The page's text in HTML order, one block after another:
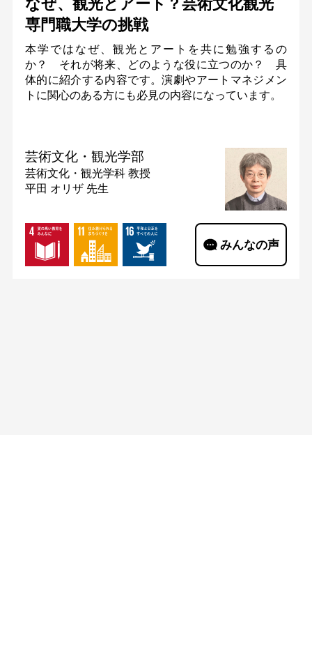
なぜ、観光とアート？芸術文化観光
専門職大学の挑戦
本学ではなぜ、観光とアートを共に勉強するの
か？ それが将来、どのような役に立つのか？ 具
体的に紹介する内容です。演劇やアートマネジメン
トに関心のある方にも必見の内容になっています。
芸術文化・観光学部
芸術文化・観光学科 教授
平田 オリザ 先生
みんなの声